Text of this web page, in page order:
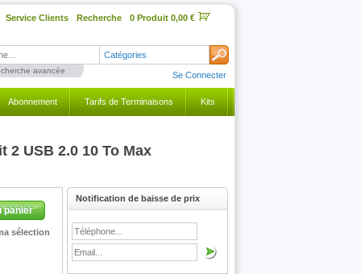
Service Clients Recherche 0 Produit 0,00 €
Catégories
avancée Se Connecter
Abonnement Tarifs de Terminaisons Kits
2 USB 2.0 10 To Max
panier
sélection
Notification de baisse de prix